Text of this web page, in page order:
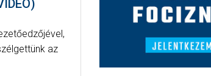
az